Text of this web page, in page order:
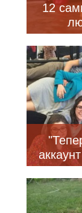
12
вам